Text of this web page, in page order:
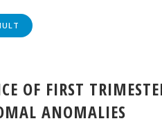
OF FIRST
ANOMALIES